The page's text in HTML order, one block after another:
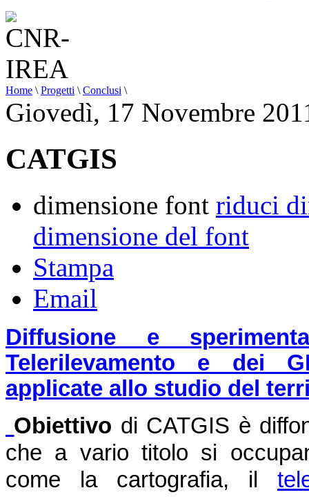
Home \ Progetti \ Conclusi \
Giovedì, 17 Novembre
CATGIS
dimensione font riduci
dimensione del font
Stampa
Email
Diffusione e
Telerilevamento e dei
applicate allo studio del
Obiettivo di CATGIS è
che a vario titolo si
come la cartografia, il